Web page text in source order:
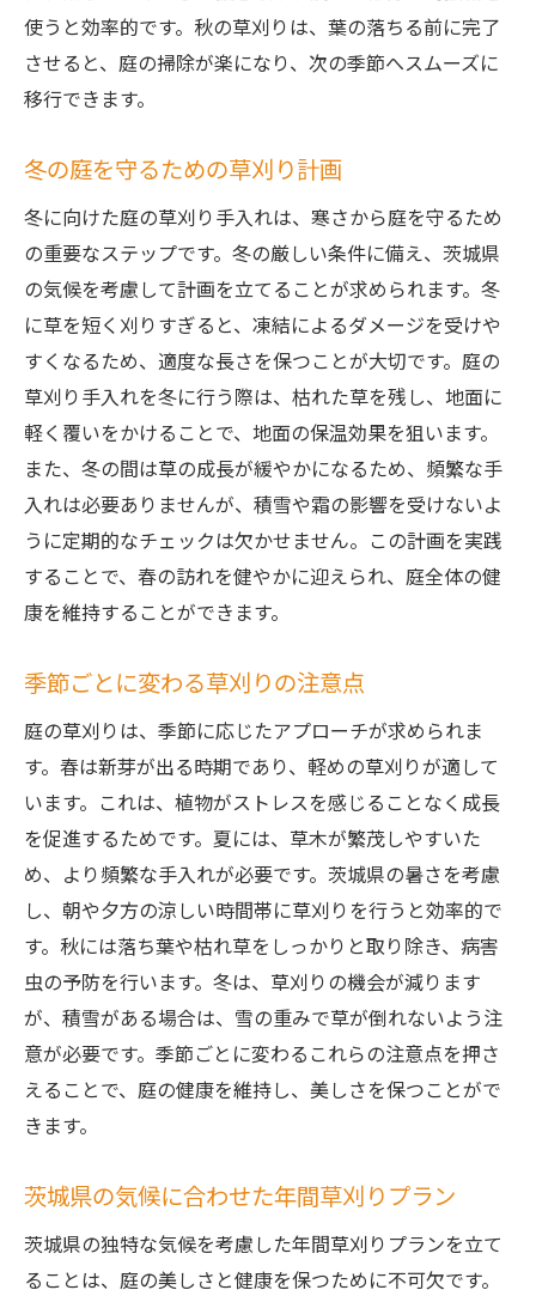
使うと効率的です。秋の草刈りは、葉の落ちる前に完了
させると、庭の掃除が楽になり、次の季節へスムーズに
移行できます。
冬の庭を守るための草刈り計画
冬に向けた庭の草刈り手入れは、寒さから庭を守るため
の重要なステップです。冬の厳しい条件に備え、茨城県
の気候を考慮して計画を立てることが求められます。冬
に草を短く刈りすぎると、凍結によるダメージを受けや
すくなるため、適度な長さを保つことが大切です。庭の
草刈り手入れを冬に行う際は、枯れた草を残し、地面に
軽く覆いをかけることで、地面の保温効果を狙います。
また、冬の間は草の成長が緩やかになるため、頻繁な手
入れは必要ありませんが、積雪や霜の影響を受けないよ
うに定期的なチェックは欠かせません。この計画を実践
することで、春の訪れを健やかに迎えられ、庭全体の健
康を維持することができます。
季節ごとに変わる草刈りの注意点
庭の草刈りは、季節に応じたアプローチが求められま
す。春は新芽が出る時期であり、軽めの草刈りが適して
います。これは、植物がストレスを感じることなく成長
を促進するためです。夏には、草木が繁茂しやすいた
め、より頻繁な手入れが必要です。茨城県の暑さを考慮
し、朝や夕方の涼しい時間帯に草刈りを行うと効率的で
す。秋には落ち葉や枯れ草をしっかりと取り除き、病害
虫の予防を行います。冬は、草刈りの機会が減ります
が、積雪がある場合は、雪の重みで草が倒れないよう注
意が必要です。季節ごとに変わるこれらの注意点を押さ
えることで、庭の健康を維持し、美しさを保つことがで
きます。
茨城県の気候に合わせた年間草刈りプラン
茨城県の独特な気候を考慮した年間草刈りプランを立て
ることは、庭の美しさと健康を保つために不可欠です。